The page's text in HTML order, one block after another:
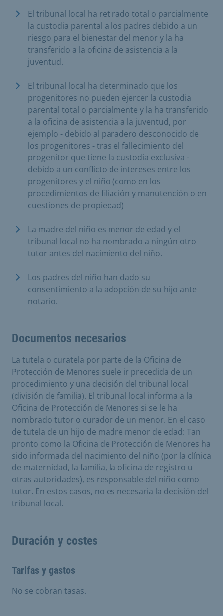
El tribunal local ha retirado total o parcialmente
la custodia parental a los padres debido a un
riesgo para el bienestar del menor y la ha
transferido a la oficina de asistencia a la
juventud.
El tribunal local ha determinado que los
progenitores no pueden ejercer la custodia
parental total o parcialmente y la ha transferido
a la oficina de asistencia a la juventud, por
ejemplo - debido al paradero desconocido de
los progenitores - tras el fallecimiento del
progenitor que tiene la custodia exclusiva -
debido a un conflicto de intereses entre los
progenitores y el niño (como en los
procedimientos de filiación y manutención o en
cuestiones de propiedad)
La madre del niño es menor de edad y el
tribunal local no ha nombrado a ningún otro
tutor antes del nacimiento del niño.
Los padres del niño han dado su
consentimiento a la adopción de su hijo ante
notario.
Documentos necesarios
La tutela o curatela por parte de la Oficina de
Protección de Menores suele ir precedida de un
procedimiento y una decisión del tribunal local
(división de familia). El tribunal local informa a la
Oficina de Protección de Menores si se le ha
nombrado tutor o curador de un menor. En el caso
de tutela de un hijo de madre menor de edad: Tan
pronto como la Oficina de Protección de Menores ha
sido informada del nacimiento del niño (por la clínica
de maternidad, la familia, la oficina de registro u
otras autoridades), es responsable del niño como
tutor. En estos casos, no es necesaria la decisión del
tribunal local.
Duración y costes
Tarifas y gastos
No se cobran tasas.